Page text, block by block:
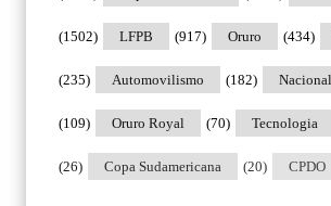
LFPB
(1502) Oruro
(917) (434)
Automovilismo
(235) (182)
Oruro Royal
(109) Tecnologia
(70)
Copa Sudamericana
(26) CPDO
(20)